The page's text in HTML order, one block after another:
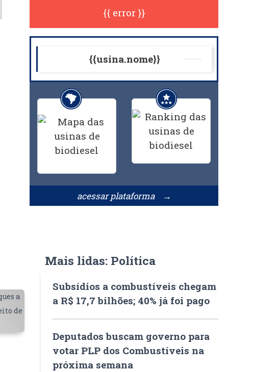
{{ error }}
{{usina.nome}}
acessar plataforma →
Mais lidas: Política
Subsídios a combustíveis chegam
a R$ 17,7 bilhões; 40% já foi pago
Deputados buscam governo para
votar PLP dos Combustíveis na
próxima semana